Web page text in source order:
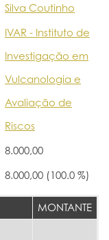
Silva Coutinho
IVAR - Instituto de
Investigação em
Vulcanologia e
Avaliação de
Riscos
8.000,00
8.000,00 (100.0 %)
MONTANTE